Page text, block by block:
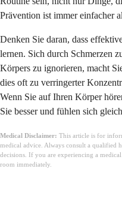
Prävention ist immer einfacher
Denken Sie daran, dass
lernen. Sich durch Schmerzen
Körpers zu ignorieren, macht
dies oft zu verringerter
Wenn Sie auf Ihren Körper
Sie besser und fühlen sich
Medical Disclaimer: This article is for
medical advice. Always consult a qualified
decisions. If you are experiencing a
room immediately.